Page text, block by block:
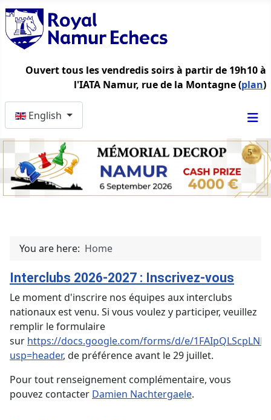
Ouvert tous les vendredis soirs à partir de 19h10 à
l'IATA Namur, rue de la Montagne (plan)
English
You are here: Home
Interclubs 2026-2027 : Inscrivez-vous
Le moment d'inscrire nos équipes aux interclubs
nationaux est venu. Si vous voulez y participer, veuillez
remplir le formulaire
sur https://docs.google.com/forms/d/e/
usp=header, de préférence avant le 29 juillet.
Pour tout renseignement complémentaire, vous
pouvez contacter Damien Nachtergaele.